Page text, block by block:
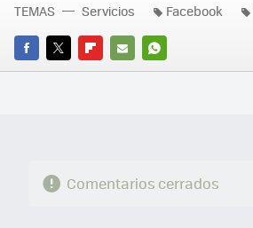
FACEBOOK
TWITTERFLIPBOARD
E-
WHATSAPP
TEMAS Servicios Facebook
Comentarios cerrados